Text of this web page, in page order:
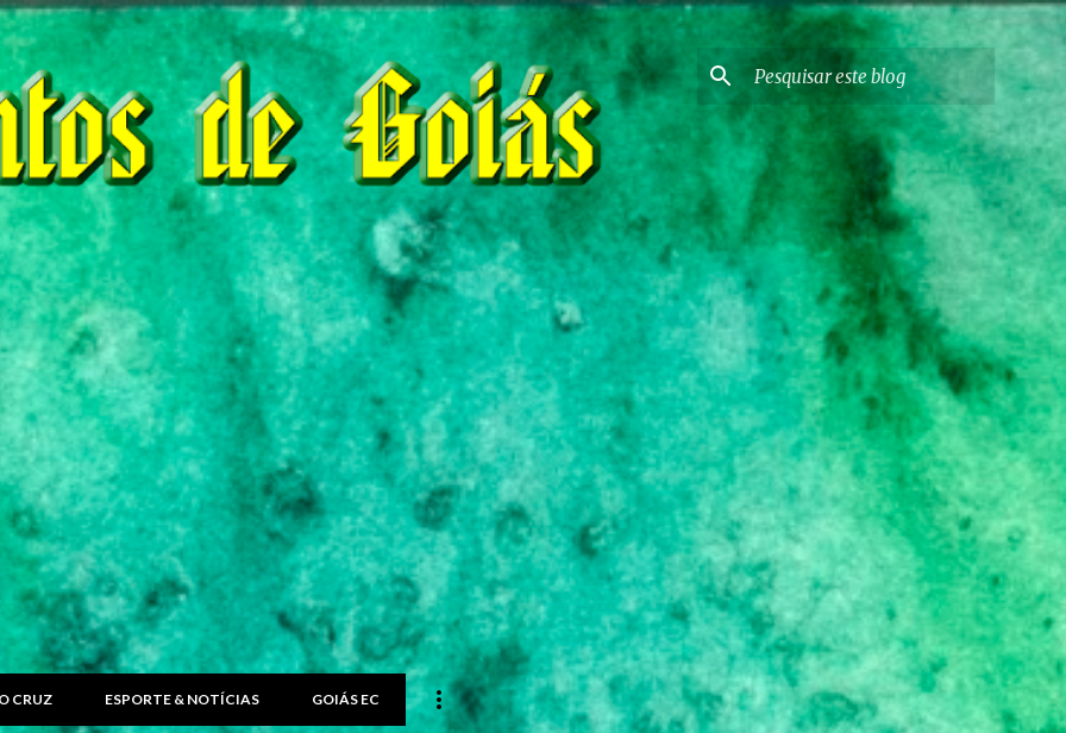
Pular para o conteúdo principal
CRUZ ESPORTE & NOTÍCIAS GOIÁS EC